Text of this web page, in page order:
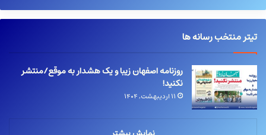
تیتر منتخب رسانه ها
روزنامه اصفهان زیبا و یک هشدار به موقع/منتشر
نکنید!
۱۱ اردیبهشت, ۱۴۰۴